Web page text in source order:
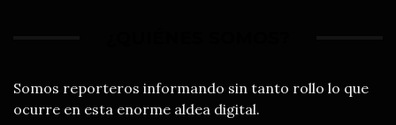
Somos reporteros informando sin tanto rollo lo que
ocurre en esta enorme aldea digital.